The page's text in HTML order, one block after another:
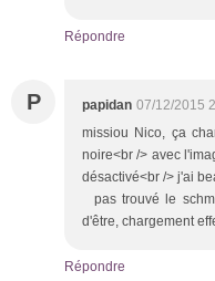
Répondre
P papidan 07/12/2015
missiou Nico, ça
noire<br /> avec
désactivé<br /> j'ai
pas trouvé le
d'être, chargement
Répondre